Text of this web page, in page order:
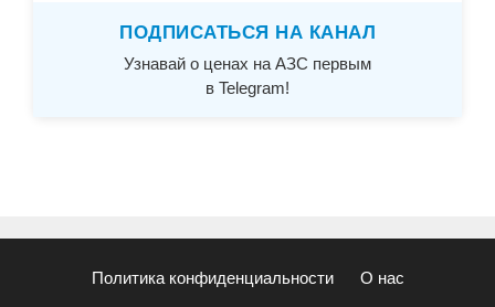
ПОДПИСАТЬСЯ НА КАНАЛ
Узнавай о ценах на АЗС первым
в Telegram!
Политика конфиденциальности О нас